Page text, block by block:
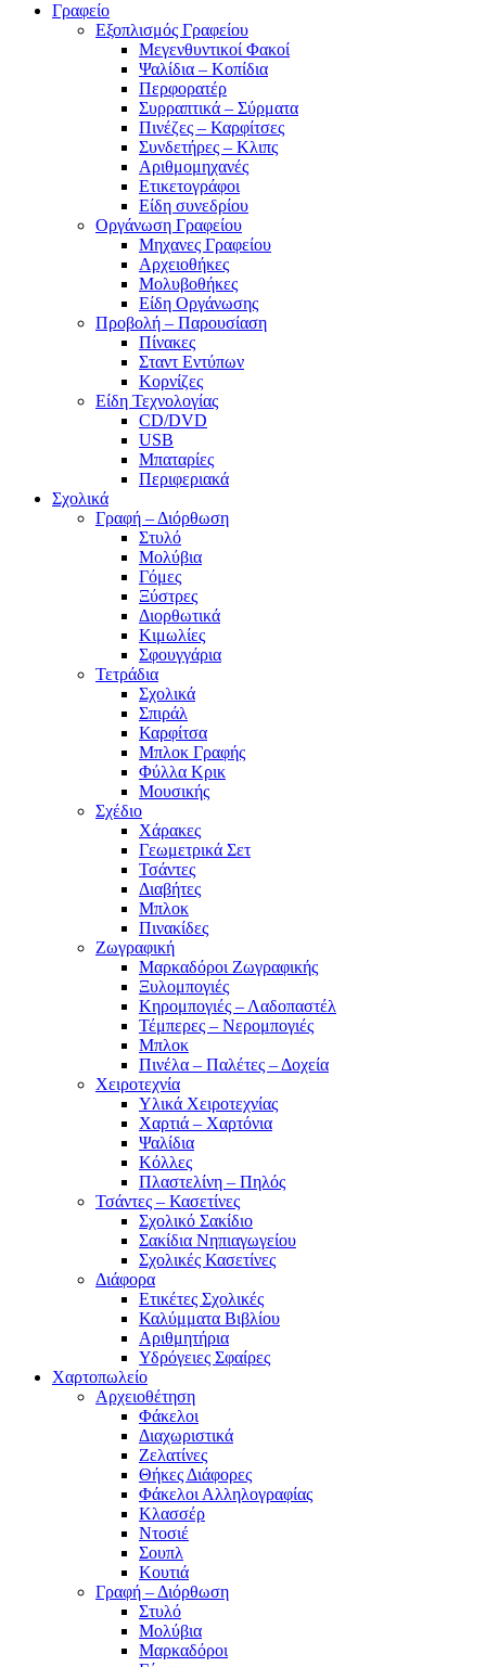
Γραφείο
Εξοπλισμός Γραφείου
Μεγενθυντικοί Φακοί
Ψαλίδια – Κοπίδια
Περφορατέρ
Συρραπτικά – Σύρματα
Πινέζες – Καρφίτσες
Συνδετήρες – Κλιπς
Αριθμομηχανές
Ετικετογράφοι
Είδη συνεδρίου
Οργάνωση Γραφείου
Μηχανες Γραφείου
Αρχειοθήκες
Μολυβοθήκες
Είδη Οργάνωσης
Προβολή – Παρουσίαση
Πίνακες
Σταντ Εντύπων
Κορνίζες
Είδη Τεχνολογίας
CD/DVD
USB
Μπαταρίες
Περιφεριακά
Σχολικά
Γραφή – Διόρθωση
Στυλό
Μολύβια
Γόμες
Ξύστρες
Διορθωτικά
Κιμωλίες
Σφουγγάρια
Τετράδια
Σχολικά
Σπιράλ
Καρφίτσα
Μπλοκ Γραφής
Φύλλα Κρικ
Μουσικής
Σχέδιο
Χάρακες
Γεωμετρικά Σετ
Τσάντες
Διαβήτες
Μπλοκ
Πινακίδες
Ζωγραφική
Μαρκαδόροι Ζωγραφικής
Ξυλομπογιές
Κηρομπογιές – Λαδοπαστέλ
Τέμπερες – Νερομπογιές
Μπλοκ
Πινέλα – Παλέτες – Δοχεία
Χειροτεχνία
Υλικά Χειροτεχνίας
Χαρτιά – Χαρτόνια
Ψαλίδια
Κόλλες
Πλαστελίνη – Πηλός
Τσάντες – Κασετίνες
Σχολικό Σακίδιο
Σακίδια Νηπιαγωγείου
Σχολικές Κασετίνες
Διάφορα
Ετικέτες Σχολικές
Καλύμματα Βιβλίου
Αριθμητήρια
Υδρόγειες Σφαίρες
Χαρτοπωλείο
Αρχειοθέτηση
Φάκελοι
Διαχωριστικά
Ζελατίνες
Θήκες Διάφορες
Φάκελοι Αλληλογραφίας
Κλασσέρ
Ντοσιέ
Σουπλ
Κουτιά
Γραφή – Διόρθωση
Στυλό
Μολύβια
Μαρκαδόροι